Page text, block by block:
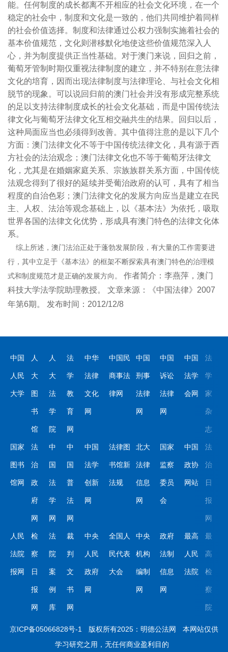
能。任何制度的成长都离不开相应的社会文化环境，在一个
稳定的社会中，制度和文化是一致的，他们共同维护着同样
的社会价值选择。制度和法律通过公权力强制实施着社会的
基本价值规范，文化则潜移默化地使这些价值规范深入人
心，并为制度提供正当性基础。对于澳门来说，回归之前，
葡萄牙管制时期仅重视法律制度的建立，并不特别在意法律
文化的培育，因而出现法律制度与法律理论、与社会文化相
脱节的现象。可以说回归前的澳门社会并没有形成完整系统
的足以支持法律制度成长的社会文化基础，而是中国传统法
律文化与葡萄牙法律文化互相交融共生的结果。回归以后，
这种局面应当也必须得到改善。其中值得注意的是以下几个
方面：澳门法律文化不等于中国传统法律文化，具有源于西
方社会的法治观念；澳门法律文化也不等于葡萄牙法律文
化，尤其是在婚姻家庭关系、宗族族群关系方面，中国传统
法观念得到了很好的延续并受葡治政府的认可，具有了相当
程度的自治色彩；澳门法律文化的发展方向应当是建立在民
主、人权、法治等观念基础上，以《基本法》为依托，吸取
世界各国的法律文化优势，形成具有澳门特色的法律文化体
系。
综上所述，澳门法治正处于蓬勃发展阶段，有大量的工作需要进
行，其中立足于《基本法》的框架不断探索具有澳门特色的治理模
式和制度规范才是正确的发展方向。
作者简介：李燕萍，澳门
科技大学法学院助理教授。 文章来源：《中国法律》2007
年第6期。 发布时间：2012/12/8
中国
人民
大学
人
大
图
书
馆
人
大
法
学
院
法
学
教
育
网
中华
法律
文化
网
中国民
商事法
律网
中国
刑事
法律
网
中国
诉讼
法律
网
中国
法学
会网
法
学
家
杂
志
国家
图书
馆网
法
治
政
府
网
中
国
法
学
网
中
国
普
法
网
中国
法学
创新
网
法律图
书馆新
法规
北大
法律
信息
网
国家
监察
委员
会
中国
政协
网站
法
治
日
报
网
人民
法院
报网
检
察
日
报
网
法
院
案
例
库
裁
判
文
书
网
中央
人民
政府
网
全国人
民代表
大会
中央
机构
编制
网
政府
法制
信息
网
最高
人民
法院
最
高
检
察
院
京ICP备05066828号-1 版权所有2025：明德公法网
本网站仅供
学习研究之用，无任何商业盈利目的